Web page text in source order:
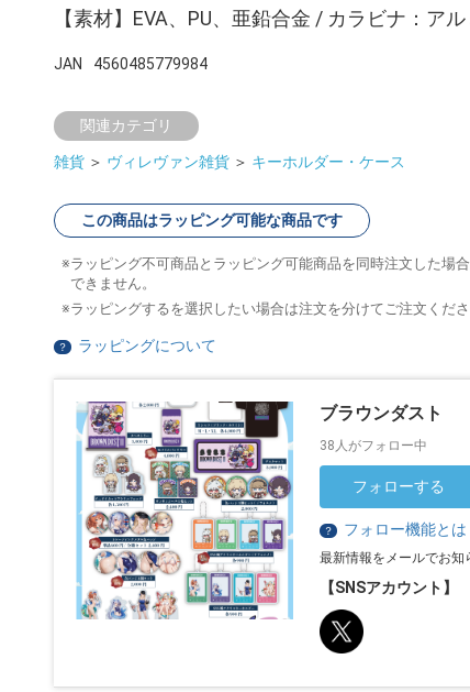
【素材】EVA、PU、亜鉛合金 / カラビナ：アル
JAN 4560485779984
関連カテゴリ
雑貨 ＞ ヴィレヴァン雑貨 ＞ キーホルダー・ケース
この商品はラッピング可能な商品です
ラッピング不可商品とラッピング可能商品を同時注文した場
できません。
ラッピングするを選択したい場合は注文を分けてご注文くださ
？ ラッピングについて
ブラウンダスト
38人がフォロー中
フォローする
？ フォロー機能とは
最新情報をメールでお知
【SNSアカウント】